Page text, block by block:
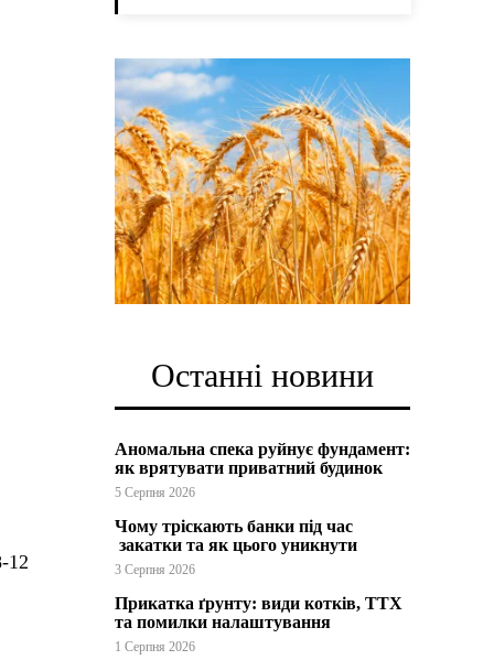
12
Останні новини
Аномальна спека руйнує фундамент:
як врятувати приватний будинок
5 Серпня 2026
Чому тріскають банки під час
закатки та як цього уникнути
3 Серпня 2026
Прикатка ґрунту: види котків, ТТХ
та помилки налаштування
1 Серпня 2026